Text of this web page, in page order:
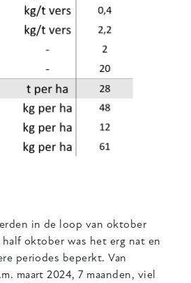
in de loop van oktober
half oktober was het erg nat en
periodes beperkt. Van
maart 2024, 7 maanden, viel